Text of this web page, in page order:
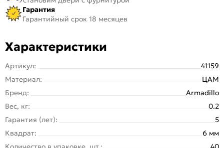
Гарантия
Гарантийный срок 18 месяцев
Характеристики
Артикул:
41159
Материал:
ЦАМ
Бренд:
Armadillo
Вес, кг:
0.2
Гарантия (лет):
5
Квадрат:
6 мм